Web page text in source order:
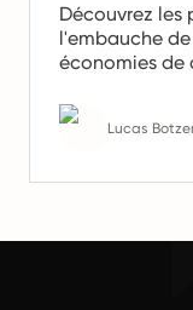
Découvrez
l'embauche
économies de
l'avenir du
Lucas